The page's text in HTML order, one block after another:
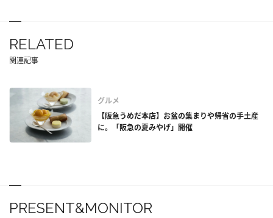
RELATED
関連記事
グルメ
【阪急うめだ本店】お盆の集まりや帰省の手土産
に。「阪急の夏みやげ」開催
PRESENT&MONITOR